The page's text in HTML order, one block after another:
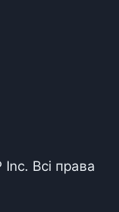
Inc. Всі права